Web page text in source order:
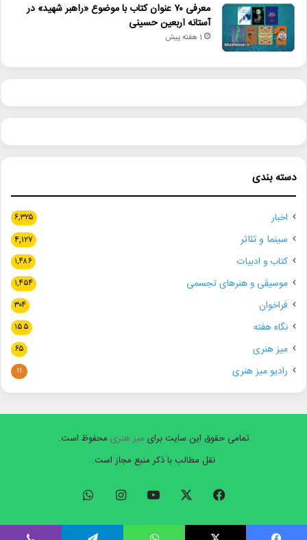
معرفی ۷۰ عنوان کتاب با موضوع «راهبر شهید» در
آستانه اربعین حسینی
1 هفته پیش
دسته بندی
اخبار ۶,۳۲۵
سینما و تئاتر ۴,۱۲۷
کتاب و ادبیات ۱,۴۸۶
موسیقی و هنرهای تجسمی ۱,۴۵۴
فراخوان ۳۰۴
نگاه هفته ۱۵۵
میز هنری ۶۵
رادیو میز هنری ۱۱
تمامی حقوق این سایت برای میز هنری محفوظ است.
نقل مطالب با ذکر منبع مجاز است.
فیسبوک ایکس یوتیوب اینستاگرام
آپ